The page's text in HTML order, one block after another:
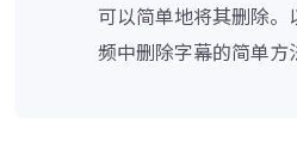
可以简单地将其删除。
频中删除字幕的简单方